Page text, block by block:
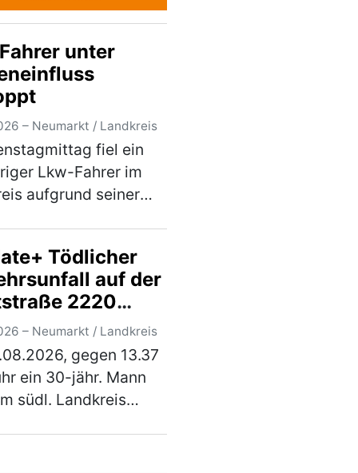
unter
– Neumarkt / Landkreis
fiel ein
Lkw-Fahrer im
aufgrund seiner
wurde
dass der Herr
Einflus…(mehr)
Tödlicher
auf der
2220
Lengenfeld
– Neumarkt / Landkreis
gegen 13.37
ein 30-jähr. Mann
südl. Landkreis